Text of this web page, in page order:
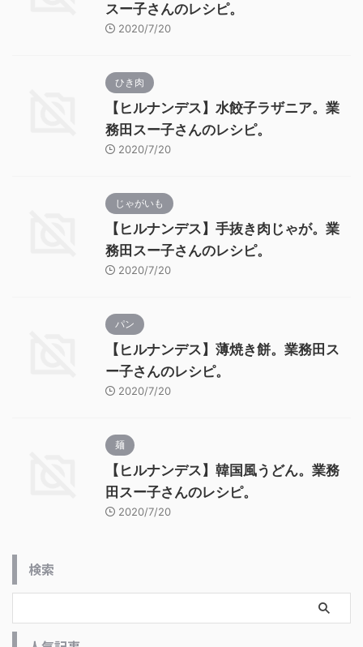
スー子さんのレシピ。
2020/7/20
ひき肉
【ヒルナンデス】水餃子ラザニア。業
務田スー子さんのレシピ。
2020/7/20
じゃがいも
【ヒルナンデス】手抜き肉じゃが。業
務田スー子さんのレシピ。
2020/7/20
パン
【ヒルナンデス】薄焼き餅。業務田ス
ー子さんのレシピ。
2020/7/20
麺
【ヒルナンデス】韓国風うどん。業務
田スー子さんのレシピ。
2020/7/20
検索